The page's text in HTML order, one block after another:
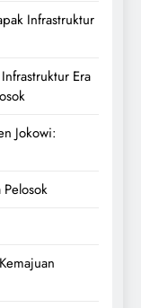
Infrastruktur
Era
Jokowi: